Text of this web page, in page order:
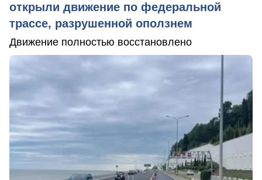
открыли движение по федеральной
трассе, разрушенной оползнем
Движение полностью восстановлено